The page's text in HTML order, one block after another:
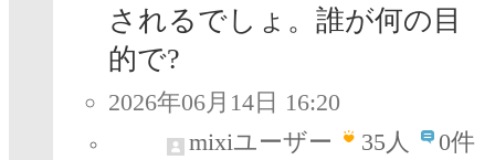
されるでしょ。誰が何の目
的で?
2026年06月14日 16:20
mixiユーザー
35人 0件